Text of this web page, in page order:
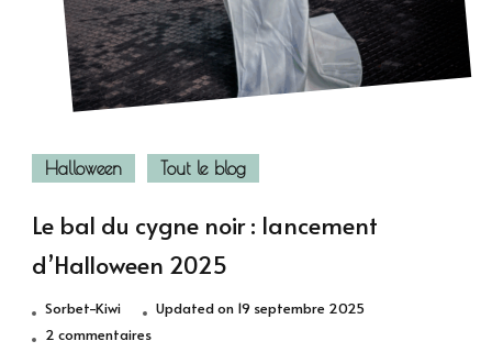
Halloween Tout le blog
Le bal du cygne noir : lancement
d’Halloween 2025
Sorbet-Kiwi Updated on 19 septembre 2025
2 commentairessur